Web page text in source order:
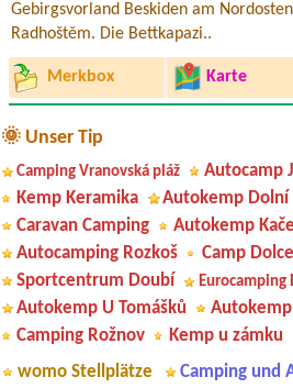
Gebirgsvorland Beskiden am
Radhoštěm. Die Bettkapazi..
Merkbox Karte
🌞 Unser Tip
Camping Vranovská pláž
Autocamp
Kemp Keramika
Autokemp Dolní
Caravan Camping
Autokemp
Autocamping Rozkoš
Camp Dolce
Sportcentrum Doubí
Eurocamping
Autokemp U Tomášků
Camping Rožnov
Kemp u zámku
womo Stellplätze
Camping und